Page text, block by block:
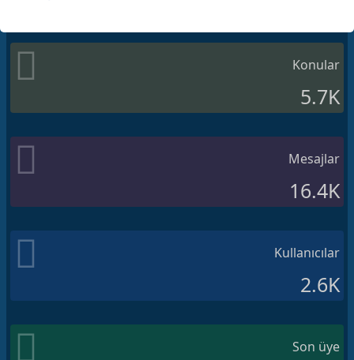
Konular
5.7K
Mesajlar
16.4K
Kullanıcılar
2.6K
Son üye